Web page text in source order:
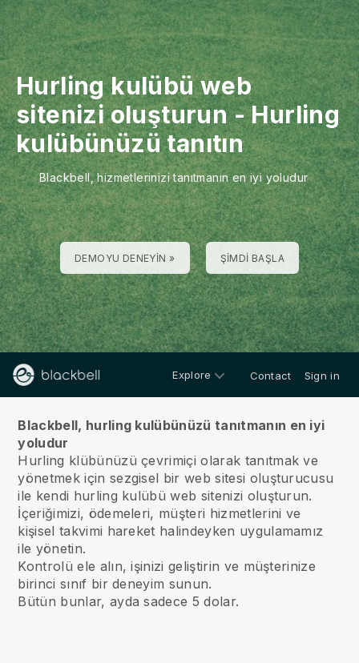
Hurling kulübü web
sitenizi oluşturun-Hurling
kulübünüzü tanıtın
Blackbell, hizmetlerinizi tanıtmanın en iyi yoludur
DEMOYU DENEYIN » ŞIMDI BAŞLA
Explore Contact Sign in
Blackbell, hurling kulübünüzü tanıtmanın en iyi
yoludur
Hurling klübünüzü çevrimiçi olarak tanıtmak ve
yönetmek için sezgisel bir web sitesi oluşturucusu
ile kendi hurling kulübü web sitenizi oluşturun.
İçeriğimizi, ödemeleri, müşteri hizmetlerini ve
kişisel takvimi hareket halindeyken uygulamamız
ile yönetin.
Kontrolü ele alın, işinizi geliştirin ve müşterinize
birinci sınıf bir deneyim sunun.
Bütün bunlar, ayda sadece 5 dolar.